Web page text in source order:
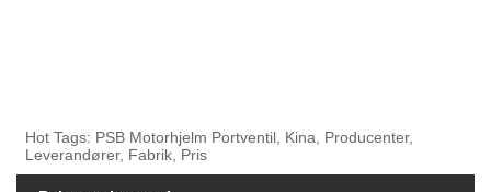
Hot Tags: PSB Motorhjelm Portventil, Kina, Producenter,
Leverandører, Fabrik, Pris